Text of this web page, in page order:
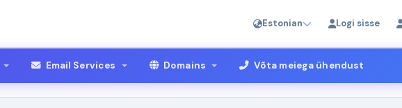
Estonian Logi sisse
Email Services Domains Võta meiega ühendust